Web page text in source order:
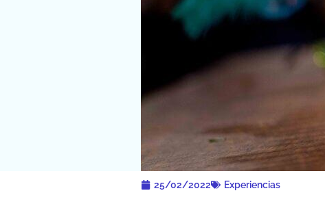
25/02/2022 Experiencias